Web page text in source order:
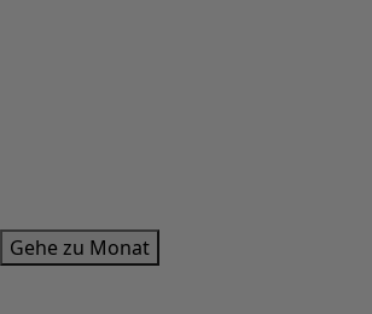
Gehe zu Monat